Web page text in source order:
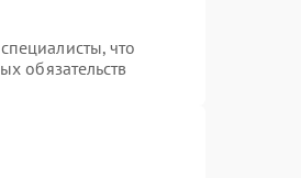
что
обязательств